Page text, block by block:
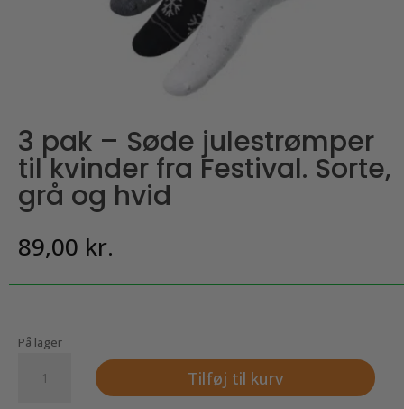
3 pak – Søde julestrømper
til kvinder fra Festival. Sorte,
grå og hvid
89,00 kr.
På lager
Tilføj til kurv